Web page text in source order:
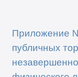
Приложение
публичных